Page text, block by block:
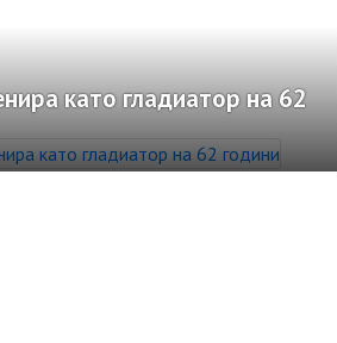
като гладиатор на 62